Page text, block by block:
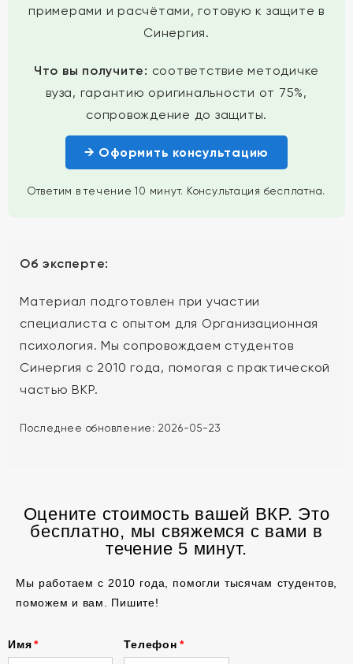
примерами и расчётами, готовую к защите в
Синергия.
Что вы получите: соответствие методичке
вуза, гарантию оригинальности от 75%,
сопровождение до защиты.
→ Оформить консультацию
Ответим в течение 10 минут. Консультация бесплатна.
Об эксперте:
Материал подготовлен при участии
специалиста с опытом для Организационная
психология. Мы сопровождаем студентов
Синергия с 2010 года, помогая с практической
частью ВКР.
Последнее обновление: 2026-05-23
Оцените стоимость вашей ВКР. Это
бесплатно, мы свяжемся с вами в
течение 5 минут.
Мы работаем с 2010 года, помогли тысячам студентов,
поможем и вам. Пишите!
Имя Телефон